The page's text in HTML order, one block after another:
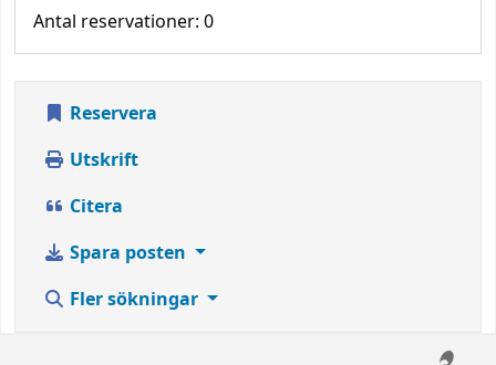
Antal reservationer: 0
Reservera
Utskrift
Citera
Spara posten
Fler sökningar